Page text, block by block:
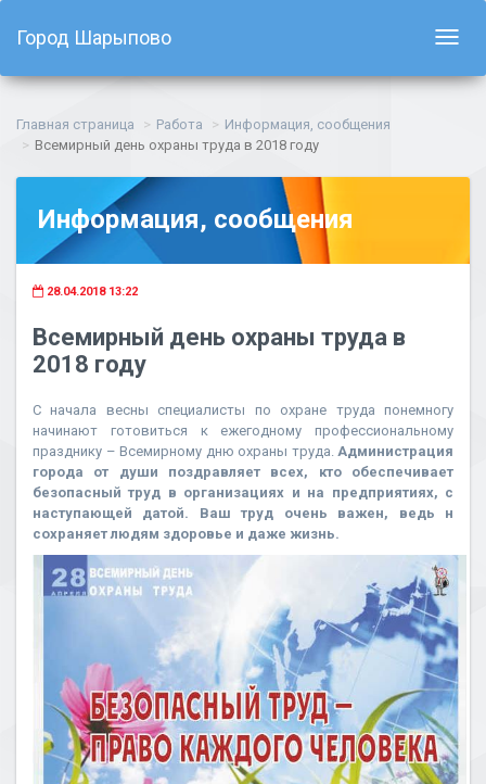
Город Шарыпово
Главная страница Работа
Информация, сообщения
Всемирный день охраны труда в 2018 году
Информация, сообщения
28.04.2018 13:22
Всемирный день охраны труда в
2018 году
С начала весны специалисты по охране труда понемногу
начинают готовиться к ежегодному профессиональному
празднику – Всемирному дню охраны труда. Администрация
города от души поздравляет всех, кто обеспечивает
безопасный труд в организациях и на предприятиях, с
наступающей датой. Ваш труд очень важен, ведь н
сохраняет людям здоровье и даже жизнь.